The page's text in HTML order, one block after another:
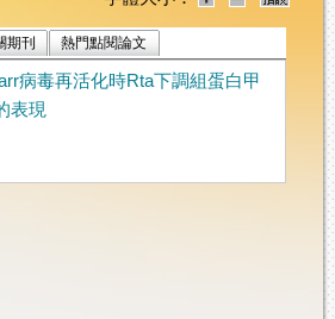
期刊 熱門點閱論文
病毒再活化時Rta下調組蛋白甲
表現